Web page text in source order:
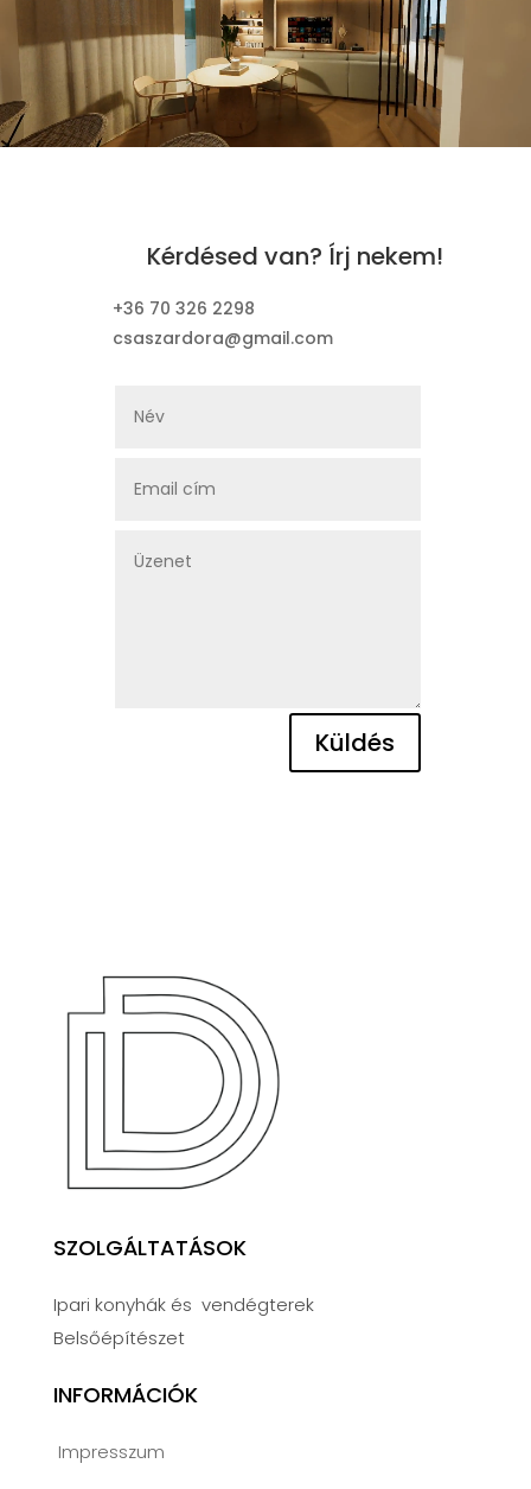
Kérdésed van? Írj nekem!
+36 70 326 2298
csaszardora@gmail.com
Küldés
SZOLGÁLTATÁSOK
Ipari konyhák és vendégterek
Belsőépítészet
INFORMÁCIÓK
Impresszum